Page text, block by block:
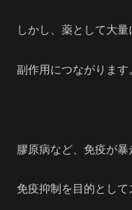
しかし、薬として大量
副作用につながります
膠原病など、免疫が暴
免疫抑制を目的として